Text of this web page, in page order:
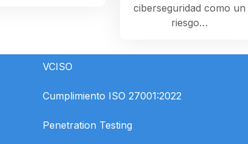
ciberseguridad como un
riesgo…
VCISO
Cumplimiento ISO 27001:2022
Penetration Testing